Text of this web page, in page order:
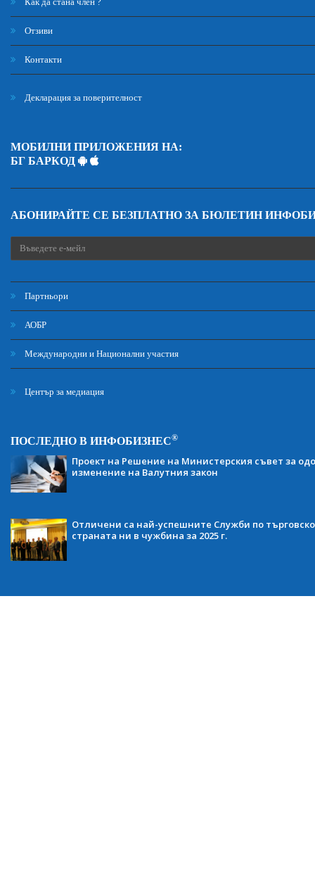
Отзиви
Контакти
Декларация за поверителност
МОБИЛНИ ПРИЛОЖЕНИЯ НА:
БГ БАРКОД
АБОНИРАЙТЕ СЕ БЕЗПЛАТНО ЗА БЮЛЕТИН
Партньори
АОБР
Международни и Национални участия
Център за медиация
ПОСЛЕДНО В ИНФОБИЗНЕС®
Проект на Решение на Министерския съвет за
изменение на Валутния закон
Отличени са най-успешните Служби по
страната ни в чужбина за 2025 г.